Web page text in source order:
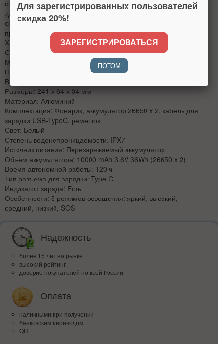
сплава, а его поверхность была подвергнута анодированию
для длительного срока службы и защиты от царапин, чтобы
со всех сторон и во всех аспектах фонарик NexTool был
превосходен.
Характеристики:
Световой поток: 3600 lm
Модель: 6061
Производитель: NexTool
Вес: 650 г
Размеры: 241 x 64 x 34 мм
Материал: Алюминий
Комплектация: Фонарик, аккумулятор 26650 x 2, кабель для
зарядки USB-TypeC, ремешок
Свет: Белый
Степень водонепроницаемости: IPX7
Источник питания: Перезаряжаемый аккумулятор
Объём аккумулятора: 10000 mAh 3.6V 36Wh (26650 x 2)
Время автономной работы: 120 ч
Тип разъема для зарядки: Type-C
Индикатор заряда: Есть
Особенности: 5 режимов освещения: яркий, высокий,
средний, низкий, SOS
Надежность
более 15 лет на рынке
высокий рейтинг
доверие покупателей по всей России
Оплата
наличными при получении
банковским переводом
QR
Для зарегистрированных пользователей
скидка 20%!
ЗАРЕГИСТРИРОВАТЬСЯ
ПОТОМ